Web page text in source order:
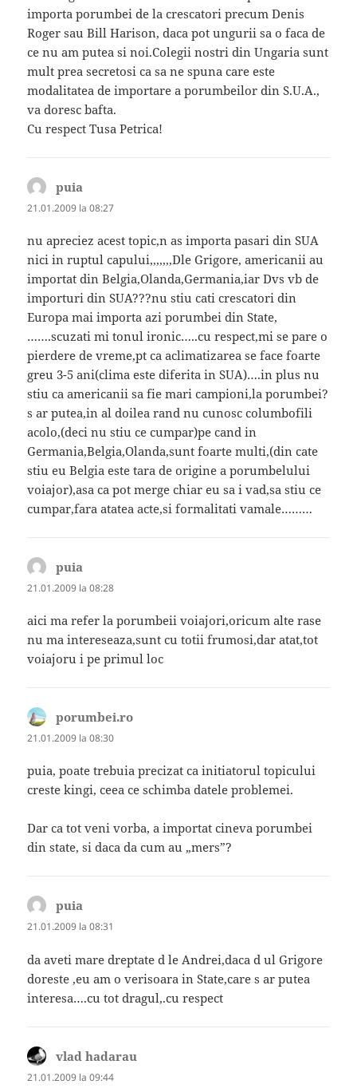
importa porumbei de la crescatori precum Denis
Roger sau Bill Harison, daca pot ungurii sa o faca de
ce nu am putea si noi.Colegii nostri din Ungaria sunt
mult prea secretosi ca sa ne spuna care este
modalitatea de importare a porumbeilor din S.U.A.,
va doresc bafta.
Cu respect Tusa Petrica!
puia
21.01.2009 la 08:27
nu apreciez acest topic,n as importa pasari din SUA
nici in ruptul capului,,,,,,,Dle Grigore, americanii au
importat din Belgia,Olanda,Germania,iar Dvs vb de
importuri din SUA???nu stiu cati crescatori din
Europa mai importa azi porumbei din State,
…….scuzati mi tonul ironic…..cu respect,mi se pare o
pierdere de vreme,pt ca aclimatizarea se face foarte
greu 3-5 ani(clima este diferita in SUA)….in plus nu
stiu ca americanii sa fie mari campioni,la porumbei?
s ar putea,in al doilea rand nu cunosc columbofili
acolo,(deci nu stiu ce cumpar)pe cand in
Germania,Belgia,Olanda,sunt foarte multi,(din cate
stiu eu Belgia este tara de origine a porumbelului
voiajor),asa ca pot merge chiar eu sa i vad,sa stiu ce
cumpar,fara atatea acte,si formalitati vamale………
puia
21.01.2009 la 08:28
aici ma refer la porumbeii voiajori,oricum alte rase
nu ma intereseaza,sunt cu totii frumosi,dar atat,tot
voiajoru i pe primul loc
porumbei.ro
21.01.2009 la 08:30
puia, poate trebuia precizat ca initiatorul topicului
creste kingi, ceea ce schimba datele problemei.
Dar ca tot veni vorba, a importat cineva porumbei
din state, si daca da cum au „mers”?
puia
21.01.2009 la 08:31
da aveti mare dreptate d le Andrei,daca d ul Grigore
doreste ,eu am o verisoara in State,care s ar putea
interesa….cu tot dragul,.cu respect
vlad hadarau
21.01.2009 la 09:44